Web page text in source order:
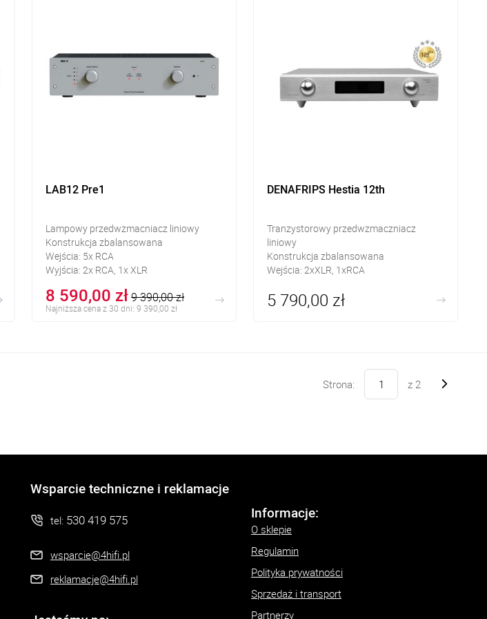
LAB12 Pre1
Lampowy przedwzmacniacz liniowy
Konstrukcja zbalansowana
Wejścia: 5x RCA
Wyjścia: 2x RCA, 1x XLR
Klasa A
8 590,00 zł9 390,00 zł
Najniższa cena z 30 dni: 9 390,00 zł
DENAFRIPS Hestia 12th
Tranzystorowy przedwzmaczniacz
liniowy
Konstrukcja zbalansowana
Wejścia: 2xXLR, 1xRCA
5 790,00 zł
Strona: z 2
Wsparcie techniczne i reklamacje
tel: 530 419 575
wsparcie@4hifi.pl
reklamacje@4hifi.pl
Informacje:
O sklepie
Regulamin
Polityka prywatności
Sprzedaż i transport
Partnerzy